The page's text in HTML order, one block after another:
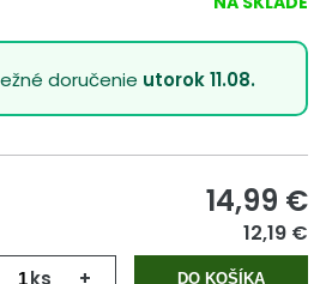
doručenie utorok 11.08.
14,99 €
12,19 €
ks + DO KOŠÍKA